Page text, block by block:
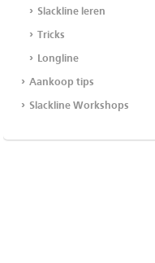
Slackline leren
Tricks
Longline
Aankoop tips
Slackline Workshops